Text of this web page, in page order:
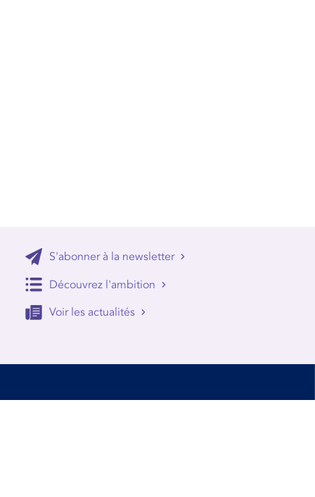
S'abonner à la newsletter
Découvrez l'ambition
Voir les actualités